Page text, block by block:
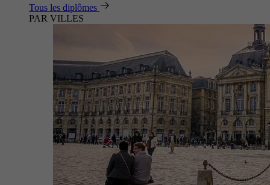
Tous les diplômes
PAR VILLES